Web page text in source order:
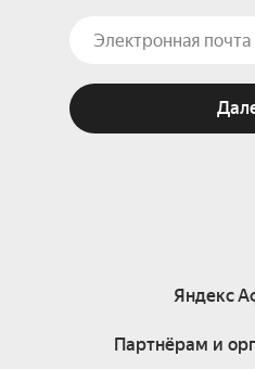
Яндекс
Партнёрам и